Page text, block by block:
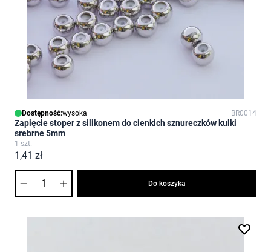
Dostępność:wysoka BR0014
Zapięcie stoper z silikonem do cienkich sznureczków kulki
srebrne 5mm
1 szt.
1,41 zł
Do koszyka